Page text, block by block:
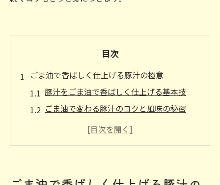
目次
ごま油で香ばしく仕上げる豚汁の極意
豚汁をごま油で香ばしく仕上げる基本技
ごま油で変わる豚汁のコクと風味の秘密
豚汁にごま油を入れる意味と失敗例